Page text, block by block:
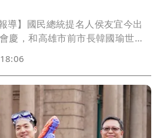
導】國民總統提名人侯友宜今出
慶，和高雄市前市長韓國瑜世紀
韓總統」，台北市長蔣萬安說，
動，展現國民黨團結，共同目標
。